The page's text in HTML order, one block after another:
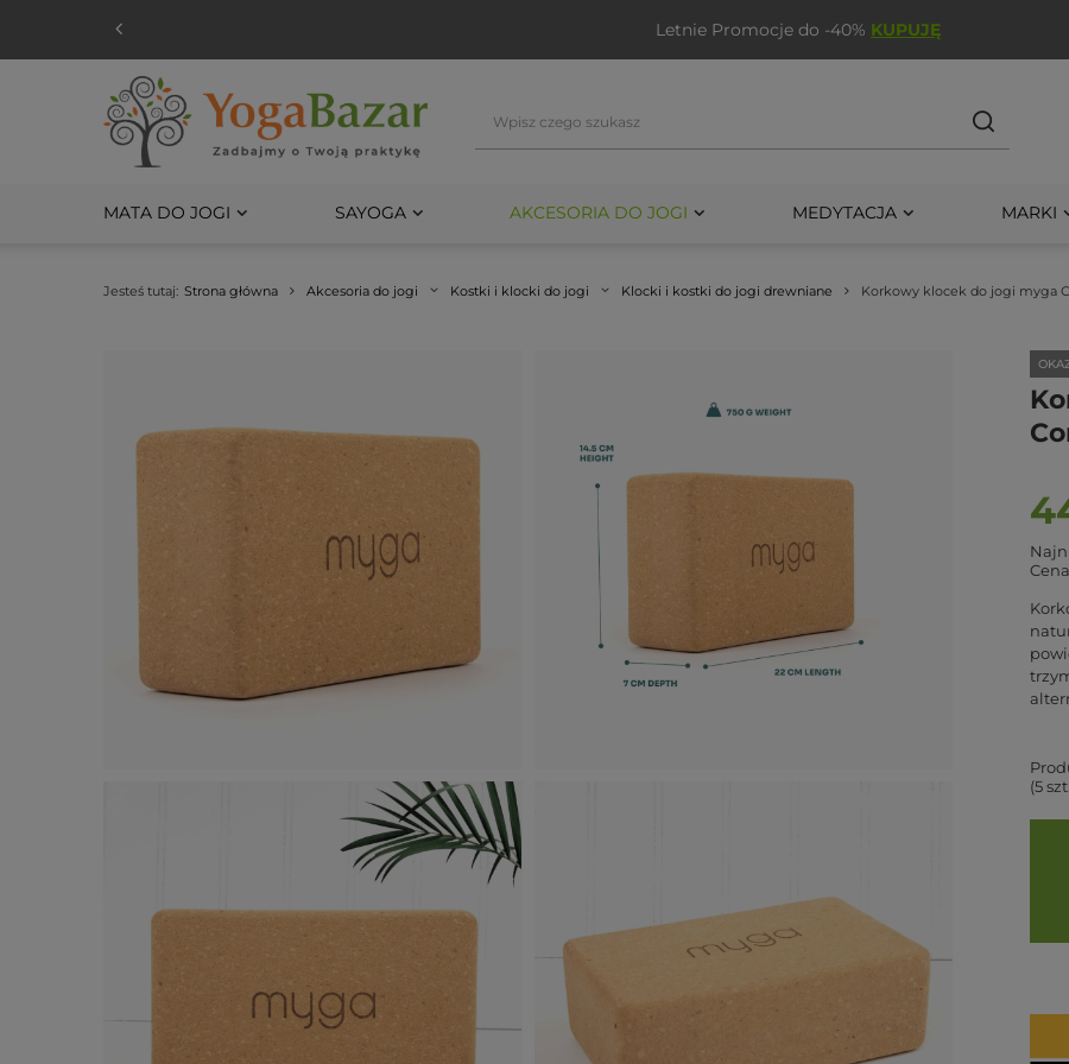
Letnie Promocje do -40% KUPUJĘ
MATA DO JOGI SAYOGA AKCESORIA DO JOGI MEDYTACJA MARKI
Jesteś tutaj: Strona główna Akcesoria do jogi Kostki i klocki do jogi Klocki i kostki do jogi drewniane Korkowy klocek do jogi myga
(5